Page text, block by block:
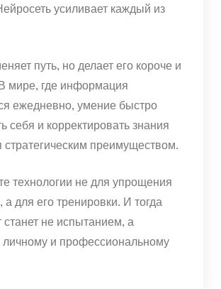
усиливает каждый из
путь, но делает его короче и
мире, где информация
ежедневно, умение быстро
себя и корректировать знания
стратегическим преимуществом.
технологии не для упрощения
для его тренировки. И тогда
станет не испытанием, а
личному и профессиональному